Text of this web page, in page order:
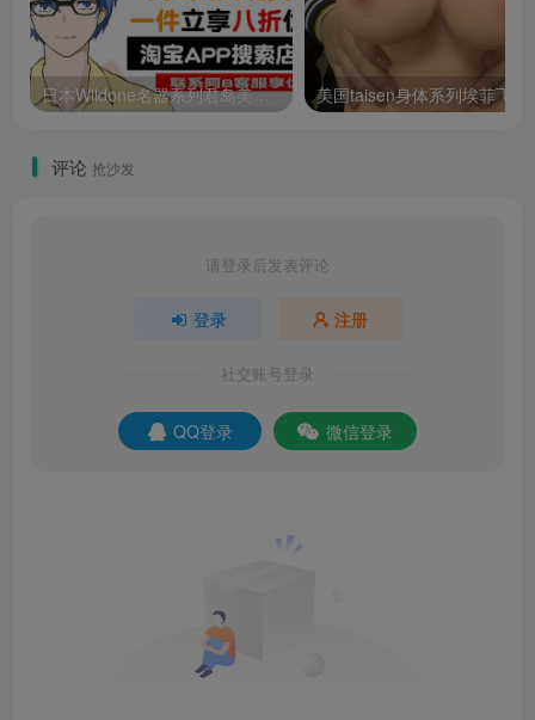
日本Wildone名器系列君岛美绪名器飞机杯视频开箱评测
评论 抢沙发
请登录后发表评论
登录 注册
社交账号登录
QQ登录 微信登录